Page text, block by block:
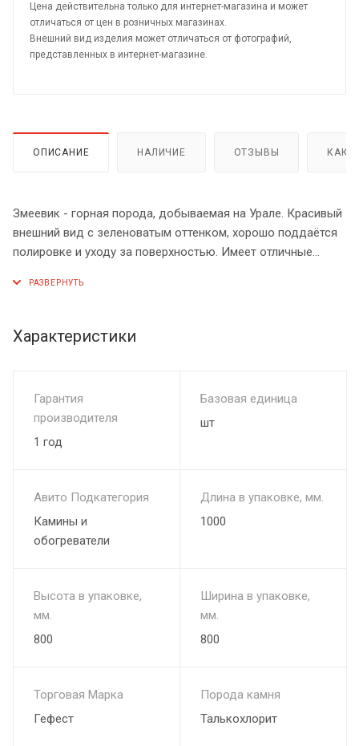
Цена действительна только для интернет-магазина и может
отличаться от цен в розничных магазинах.
Внешний вид изделия может отличаться от фотографий,
представленных в интернет-магазине.
ОПИСАНИЕ НАЛИЧИЕ ОТЗЫВЫ КАК
Змеевик - горная порода, добываемая на Урале. Красивый
внешний вид с зеленоватым оттенком, хорошо поддаётся
полировке и уходу за поверхностью. Имеет отличные
обеспечивает весь необходимый функционал:-
увеличивает теплоёмкость банной печи, добавляя к
контроля конвекции. На дверце облицовки расположена
поворотная заслонка, изменяя положении которой можно
точно отрегулировать интенсивность конвекционного
помещению перегреваться;
- наполняет парную лучевым теплом от тёплого
натурального камня, закрывая жесткий тепловой нагрев от
даже имея максимальный нагрев до 180С, засчёт
медленной темлопроводности натурального камня
облицовка является безопасной для людей;
Характеристики
Гарантия
производителя
1 год
Базовая единица
шт
Авито Подкатегория
Камины и
обогреватели
Длина в упаковке, мм.
1000
Высота в упаковке,
мм.
800
Ширина в упаковке,
мм.
800
Торговая Марка
Гефест
Порода камня
Талькохлорит